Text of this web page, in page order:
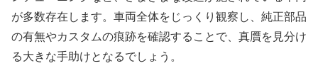
が多数存在します。車両全体をじっくり観察し、純正部品
の有無やカスタムの痕跡を確認することで、真贋を見分け
る大きな手助けとなるでしょう。